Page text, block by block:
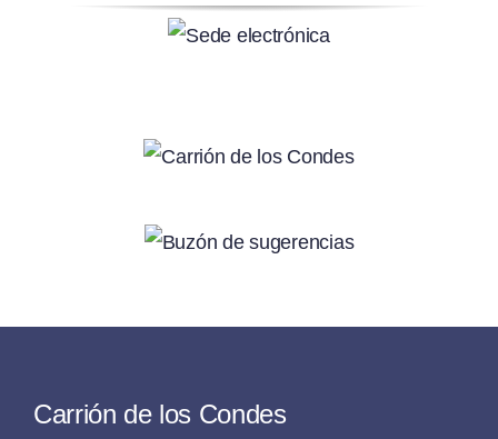
Carrión de los Condes